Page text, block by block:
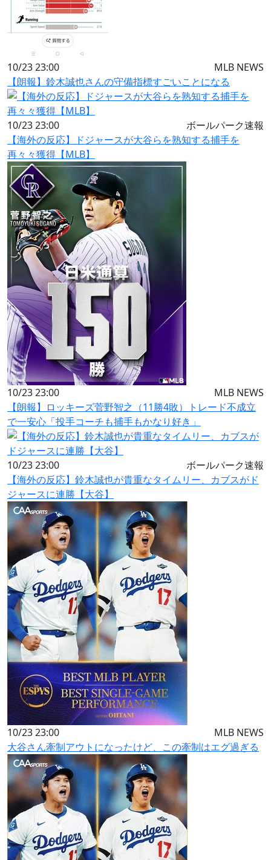
10/23 23:00
MLB NEWS
【朗報】鈴木誠也さんの守備指標すごいことになる
10/23 23:00
ボールパーク速報
【海外の反応】ドジャースが大谷らを熟知する捕手を
再々々獲得【MLB】
10/23 23:00
MLB NEWS
【朗報】ロッキーズ菅野智之（11勝4敗）トレード不成立
で一安心「投手コーチも捕手もかなり好き」
10/23 23:00
ボールパーク速報
【海外の反応】鈴木誠也が貴重なタイムリー、カブスがド
ジャースに連勝【大谷】
10/23 23:00
MLB NEWS
大谷さん牽制アウトになったけど、この牽制はエグ過ぎる